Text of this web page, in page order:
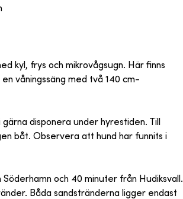
kyl, frys och mikrovågsugn. Här finns
våningssäng med två 140 cm-
disponera under hyrestiden. Till
båt. Observera att hund har funnits i
och 40 minuter från Hudiksvall.
Båda sandstränderna ligger endast